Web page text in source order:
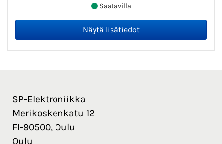
Saatavilla
SP-Elektroniikka
Merikoskenkatu 12
FI-90500, Oulu
Oulu